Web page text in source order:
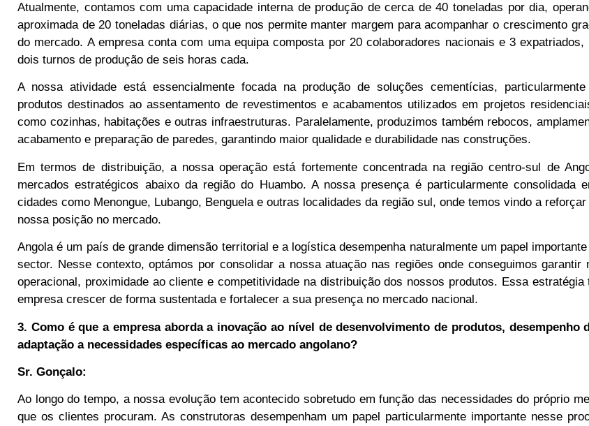
Atualmente, contamos com uma capacidade interna de produção de cerca de 40 toneladas por dia,
aproximada de 20 toneladas diárias, o que nos permite manter margem para acompanhar o crescimento
do mercado. A empresa conta com uma equipa composta por 20 colaboradores nacionais e 3
dois turnos de produção de seis horas cada.
A nossa atividade está essencialmente focada na produção de soluções cementícias,
produtos destinados ao assentamento de revestimentos e acabamentos utilizados em projetos
como cozinhas, habitações e outras infraestruturas. Paralelamente, produzimos também rebocos,
acabamento e preparação de paredes, garantindo maior qualidade e durabilidade nas construções.
Em termos de distribuição, a nossa operação está fortemente concentrada na região centro-sul de
mercados estratégicos abaixo da região do Huambo. A nossa presença é particularmente consolidada
cidades como Menongue, Lubango, Benguela e outras localidades da região sul, onde temos vindo a
nossa posição no mercado.
Angola é um país de grande dimensão territorial e a logística desempenha naturalmente um papel
sector. Nesse contexto, optámos por consolidar a nossa atuação nas regiões onde conseguimos garantir
operacional, proximidade ao cliente e competitividade na distribuição dos nossos produtos. Essa estratégia
empresa crescer de forma sustentada e fortalecer a sua presença no mercado nacional.
3. Como é que a empresa aborda a inovação ao nível de desenvolvimento de produtos, desempenho
adaptação a necessidades específicas ao mercado angolano?
Sr. Gonçalo:
Ao longo do tempo, a nossa evolução tem acontecido sobretudo em função das necessidades do próprio
que os clientes procuram. As construtoras desempenham um papel particularmente importante nesse